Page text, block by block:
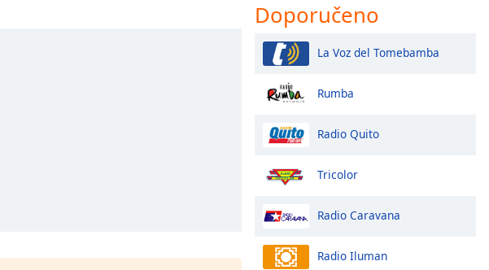
Doporučeno
La Voz del Tomebamba
Rumba
Radio Quito
Tricolor
Radio Caravana
Radio Iluman